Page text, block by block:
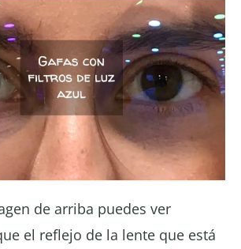
de arriba puedes ver
el reflejo de la lente que está